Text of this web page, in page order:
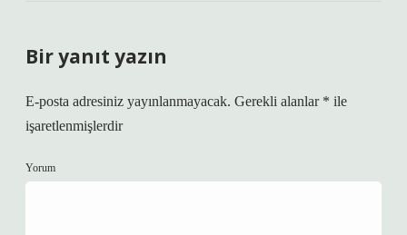
Bir yanıt yazın
E-posta adresiniz yayınlanmayacak. Gerekli alanlar * ile
işaretlenmişlerdir
Yorum